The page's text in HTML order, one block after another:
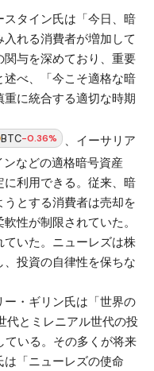
タイン氏は「今日、暗
れる消費者が増加して
与を深めており、重要
べ、「今こそ適格な暗
に統合する適切な時期
BTC-0.36%
、イーサリア
ンなどの適格暗号資産
利用できる。従来、暗
とする消費者は売却を
性が制限されていた。
いた。ニューレズは株
投資の自律性を保ちな
・ギリン氏は「世界の
代とミレニアル世代の投
いる。その多くが将来
「ニューレズの使命